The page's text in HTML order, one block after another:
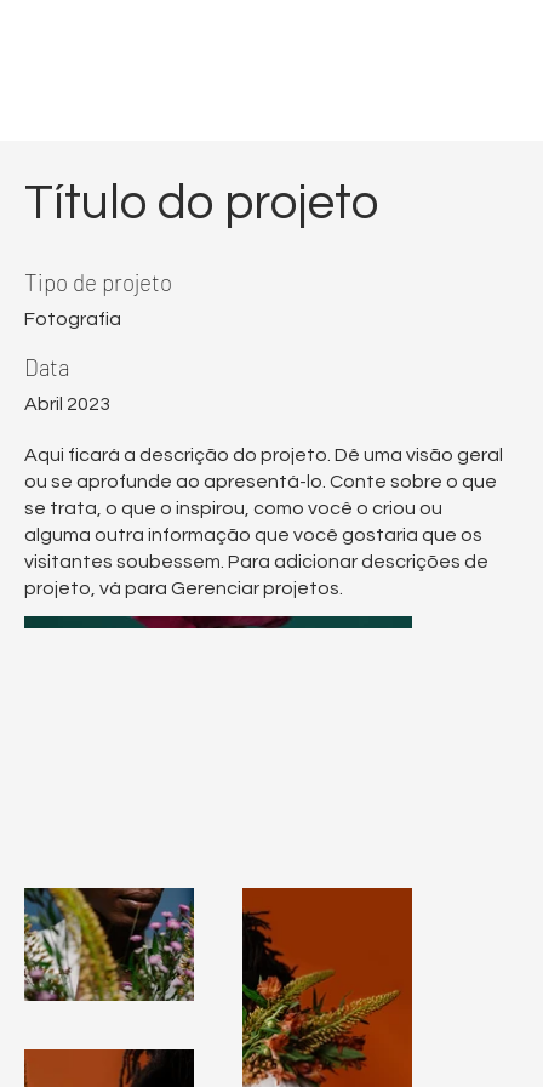
Título do projeto
Tipo de projeto
Fotografia
Data
Abril 2023
Aqui ficará a descrição do projeto. Dê uma visão geral
ou se aprofunde ao apresentá-lo. Conte sobre o que
se trata, o que o inspirou, como você o criou ou
alguma outra informação que você gostaria que os
visitantes soubessem. Para adicionar descrições de
projeto, vá para Gerenciar projetos.